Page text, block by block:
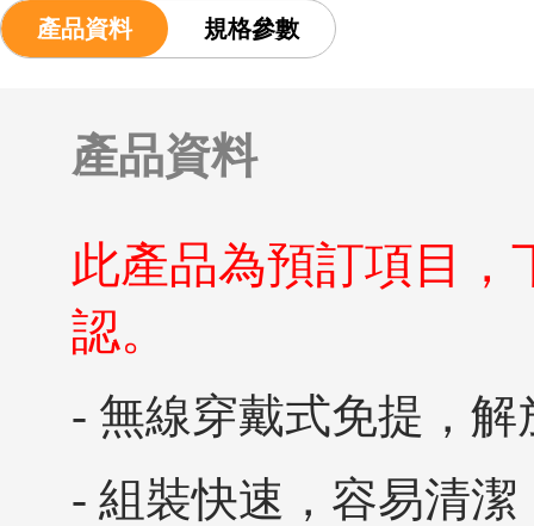
產品資料 規格參數
產品資料
此產品為預訂項目
認。
- 無線穿戴式免提，
- 組裝快速，容易清潔